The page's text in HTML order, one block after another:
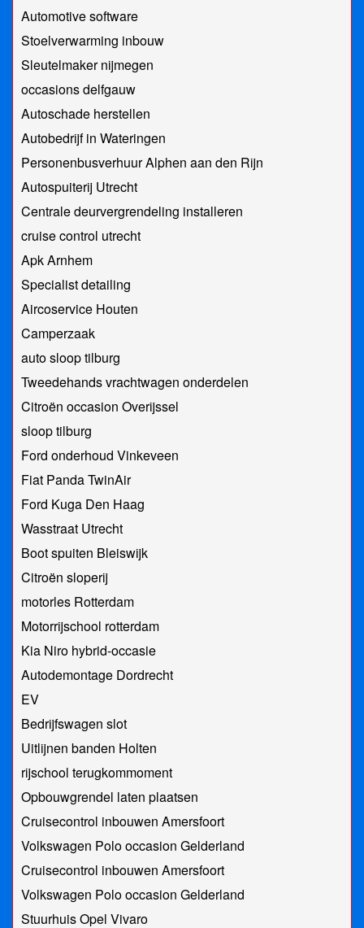
Automotive software
Stoelverwarming inbouw
Sleutelmaker nijmegen
occasions delfgauw
Autoschade herstellen
Autobedrijf in Wateringen
Personenbusverhuur Alphen aan den Rijn
Autospuiterij Utrecht
Centrale deurvergrendeling installeren
cruise control utrecht
Apk Arnhem
Specialist detailing
Aircoservice Houten
Camperzaak
auto sloop tilburg
Tweedehands vrachtwagen onderdelen
Citroën occasion Overijssel
sloop tilburg
Ford onderhoud Vinkeveen
Fiat Panda TwinAir
Ford Kuga Den Haag
Wasstraat Utrecht
Boot spuiten Bleiswijk
Citroën sloperij
motorles Rotterdam
Motorrijschool rotterdam
Kia Niro hybrid-occasie
Autodemontage Dordrecht
EV
Bedrijfswagen slot
Uitlijnen banden Holten
rijschool terugkommoment
Opbouwgrendel laten plaatsen
Cruisecontrol inbouwen Amersfoort
Volkswagen Polo occasion Gelderland
Cruisecontrol inbouwen Amersfoort
Volkswagen Polo occasion Gelderland
Stuurhuis Opel Vivaro